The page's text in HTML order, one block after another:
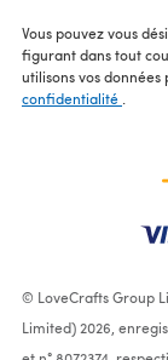
Vous pouvez vous
figurant dans tout
utilisons vos
confidentialité
© LoveCrafts Group
Limited) 2026,